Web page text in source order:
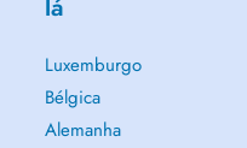
lá
Luxemburgo
Bélgica
Alemanha